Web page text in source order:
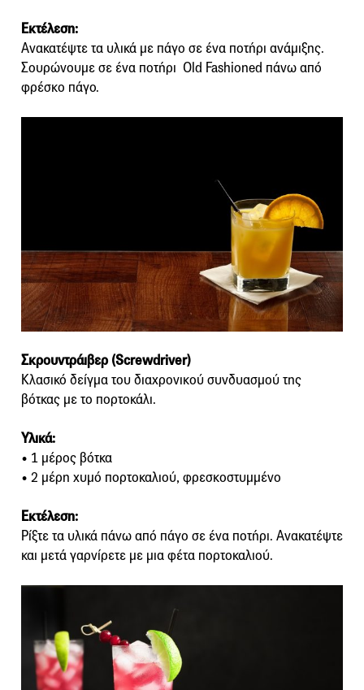
Eκτέλεση:
Ανακατέψτε τα υλικά με πάγο σε ένα ποτήρι ανάμιξης.
Σουρώνουμε σε ένα ποτήρι Old Fashioned πάνω από
φρέσκο πάγο.
Σκρουντράιβερ (Screwdriver)
Κλασικό δείγμα του διαχρονικού συνδυασμού της
βότκας με το πορτοκάλι.
Υλικά:
• 1 μέρος βότκα
• 2 μέρη χυμό πορτοκαλιού, φρεσκοστυμμένο
Εκτέλεση:
Ρίξτε τα υλικά πάνω από πάγο σε ένα ποτήρι. Ανακατέψτε
και μετά γαρνίρετε με μια φέτα πορτοκαλιού.